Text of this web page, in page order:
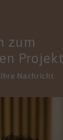
zum
Projekt
Nachricht